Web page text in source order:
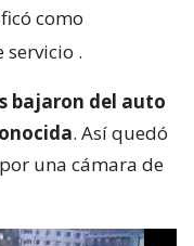
como
servicio .
bajaron del auto
. Así quedó
una cámara de